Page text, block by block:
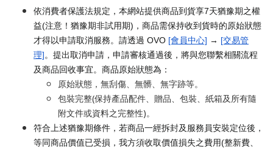
依消費者保護法規定，本網站提供商品到貨享7天猶豫期之權
益(注意！猶豫期非試用期)，商品需保持收到貨時的原始狀態
才得以申請取消服務。請透過 OVO [會員中心] → [交易管
理]。提出取消申請，申請審核通過後，將與您聯繫相關流程
及商品回收事宜。商品原始狀態為：
原始狀態，無刮傷、無髒、無字跡等。
包裝完整(保持產品配件、贈品、包裝、紙箱及所有隨
附文件或資料之完整性)。
符合上述猶豫期條件，若商品一經拆封及服務員安裝定位後，
等同商品價值已受損，我方須收取價值損失之費用(整新費、